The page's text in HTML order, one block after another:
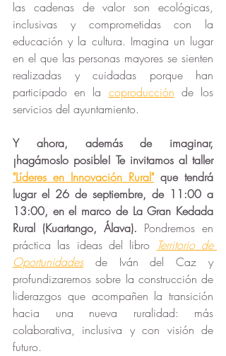
las cadenas de valor son ecológicas,
inclusivas y comprometidas con la
educación y la cultura. Imagina un lugar
en el que las personas mayores se sienten
realizadas y cuidadas porque han
participado en la coproducción de los
servicios del ayuntamiento.
Y ahora, además de imaginar,
¡hagámoslo posible! Te invitamos al taller
"Líderes en Innovación Rural" que tendrá
lugar el 26 de septiembre, de 11:00 a
13:00, en el marco de La Gran Kedada
Rural (Kuartango, Álava). Pondremos en
práctica las ideas del libro Territorio de
Oportunidades de Iván del Caz y
profundizaremos sobre la construcción de
liderazgos que acompañen la transición
hacia una nueva ruralidad: más
colaborativa, inclusiva y con visión de
futuro.